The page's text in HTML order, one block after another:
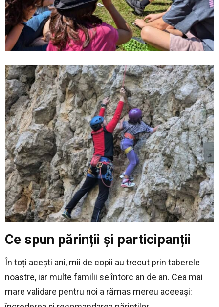
Ce spun părinții și participanții
În toți acești ani, mii de copii au trecut prin taberele
noastre, iar multe familii se întorc an de an. Cea mai
mare validare pentru noi a rămas mereu aceeași: